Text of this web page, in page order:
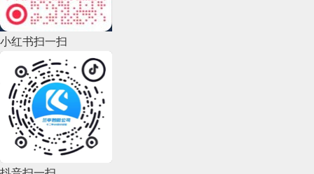
2022年9月(135)
2022年7月(111)
2022年6月(162)
2022年5月(143)
2022年4月(86)
小红书扫一扫